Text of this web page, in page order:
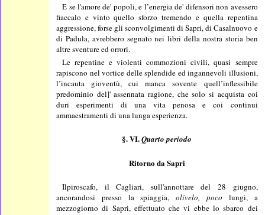
E se l'amore de' popoli, e l’energia de' difensori non avessero
fiaccalo e vinto quello sforzo tremendo e quella repentina
aggressione, forse gli sconvolgimenti di Sapri, di Casalnuovo e
di Padula, avrebbero segnato nei libri della nostra storia ben
altre sventure ed orrori.
Le repentine e violenti commozioni civili, quasi sempre
rapiscono nel vortice delle splendide ed ingannevoli illusioni,
l’incauta gioventù, cui manca sovente quell’inflessibile
predominio del]' assennata ragione, che solo si acquista coi
duri esperimenti di una vita penosa e coi continui
ammaestramenti di una lunga esperienza.
§. VI.Quarto periodo
Ritorno da Sapri
Ilpiroscafo, il Cagliari, sull'annottare del 28 giugno,
ancorandosi presso la spiaggia,olívelo, poco lungi, a
mezzogiorno di Sapri, effettuato che vi ebbe lo sbarco dei